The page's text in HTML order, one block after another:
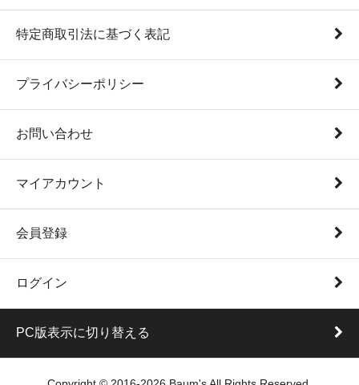
特定商取引法に基づく表記
プライバシーポリシー
お問い合わせ
マイアカウント
会員登録
ログイン
PC版表示に切り替える